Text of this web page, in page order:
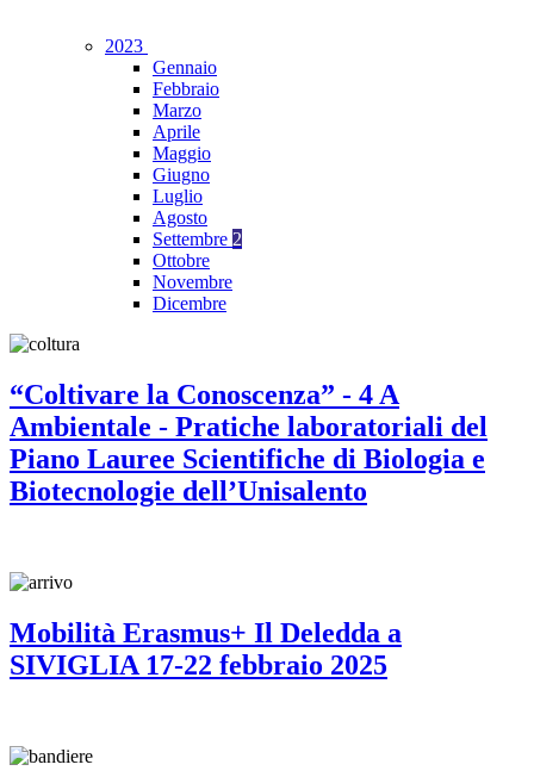
2023
Gennaio
Febbraio
Marzo
Aprile
Maggio
Giugno
Luglio
Agosto
Settembre 2
Ottobre
Novembre
Dicembre
“Coltivare la Conoscenza” - 4 A
Ambientale - Pratiche laboratoriali del
Piano Lauree Scientifiche di Biologia e
Biotecnologie dell’Unisalento
Mobilità Erasmus+ Il Deledda a
SIVIGLIA 17-22 febbraio 2025